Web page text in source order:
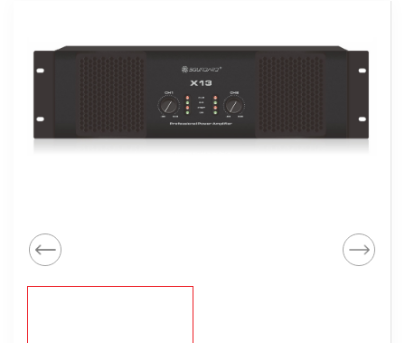
Tel: 0934635766 Mr Nguyên